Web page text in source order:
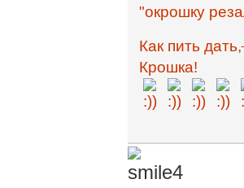
"окрошку
Как пить дать,
Крошка!